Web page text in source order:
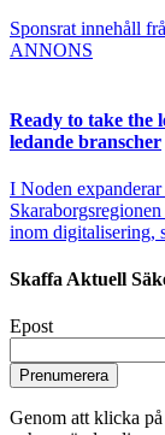
Sponsrat innehåll
ANNONS
Ready to take the
ledande branscher
I Noden
inom digitalisering,
Skaffa Aktuell
Epost
Prenumerera
Genom att klicka